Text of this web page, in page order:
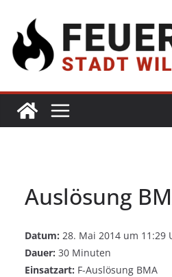
Auslösung
Datum: 28. Mai 2014 um 11:29
Dauer: 30 Minuten
Einsatzart: F-Auslösung BMA